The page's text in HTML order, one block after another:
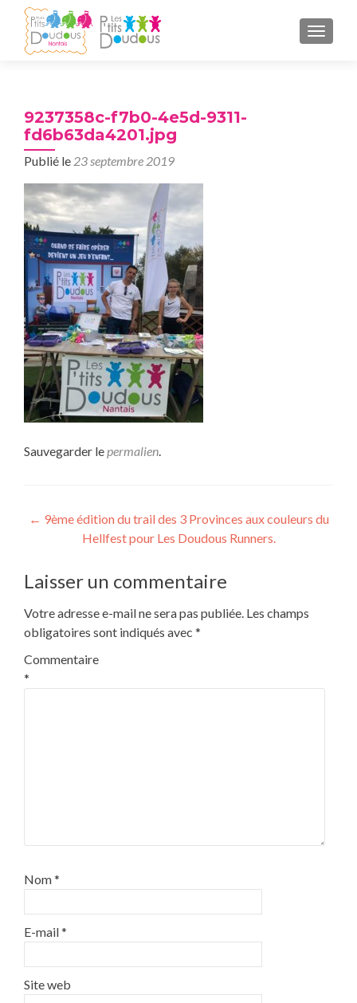
9237358c-f7b0-4e5d-9311-
fd6b63da4201.jpg
Publié le 23 septembre 2019
Sauvegarder lepermalien.
Navigation
l’article
← 9ème édition du trail des 3 Provinces aux couleurs du
Hellfest pour Les Doudous Runners.
Laisser un commentaire
Votre adresse e-mail ne sera pas publiée. Les champs
obligatoires sont indiqués avec *
Commentaire
*
Nom*
E-mail*
Site web